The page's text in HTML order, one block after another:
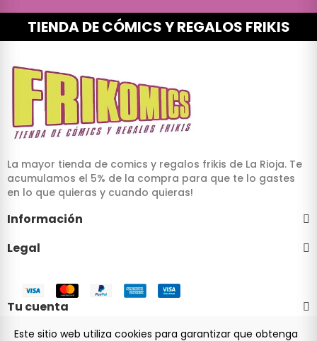
TIENDA DE CÓMICS Y REGALOS FRIKIS
La mayor tienda de comics y regalos frikis de La Rioja. Te
acumulamos el 5% de la compra para que te lo gastes
en lo que quieras y cuando quieras!
Información
Legal
Tu cuenta
Este sitio web utiliza cookies para garantizar que obtenga